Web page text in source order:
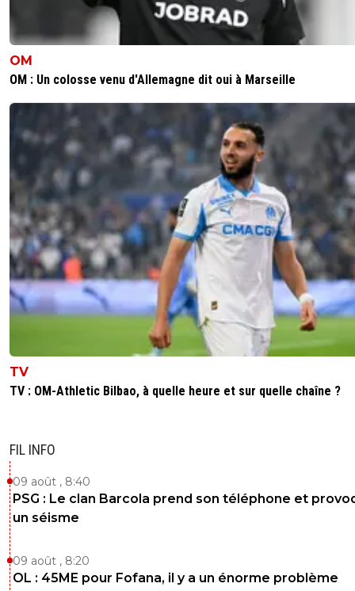
OM
OM : Un colosse venu d'Allemagne dit oui à Marseille
TV
TV : OM-Athletic Bilbao, à quelle heure et sur quelle chaîne ?
FIL INFO
09 août , 8:40
PSG : Le clan Barcola prend son téléphone et
un séisme
09 août , 8:20
OL : 45ME pour Fofana, il y a un énorme problème